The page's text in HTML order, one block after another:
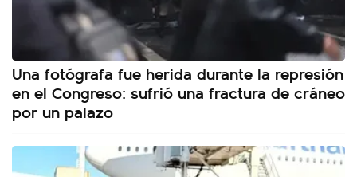
Una fotógrafa fue herida durante la represión
en el Congreso: sufrió una fractura de cráneo
por un palazo